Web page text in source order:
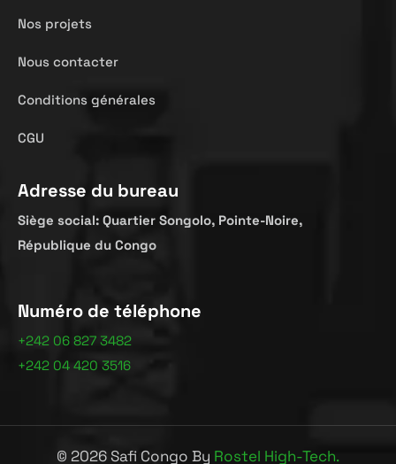
Nos projets
Nous contacter
Conditions générales
CGU
Adresse du bureau
Siège social: Quartier Songolo, Pointe-Noire,
République du Congo
Numéro de téléphone
+242 06 827 3482
+242 04 420 3516
© 2026Safi Congo By Rostel High-Tech.